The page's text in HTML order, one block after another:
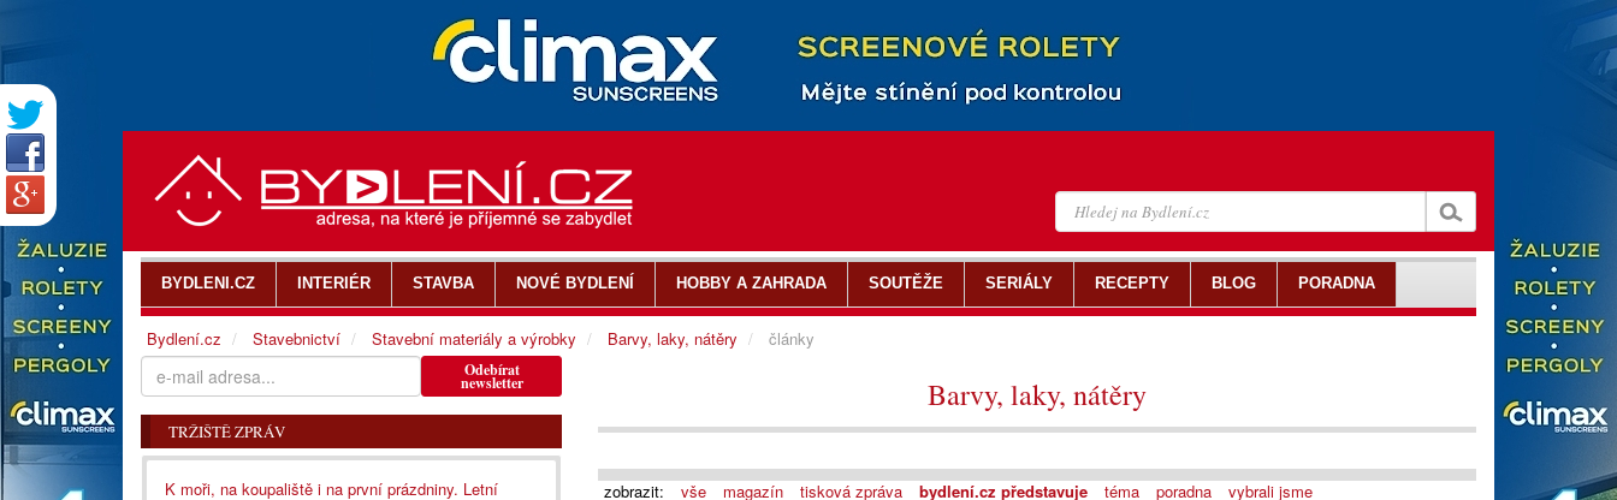
Barvy, laky, nátěry
zobrazit: vše magazín tisková zpráva bydlení.cz představuje téma poradna vybrali jsme
Odebírat
newsletter
TRŽIŠTĚ ZPRÁV
K moři, na koupaliště i na první prázdniny. Letní
BYDLENI.CZ INTERIÉR STAVBA NOVÉ BYDLENÍ HOBBY A ZAHRADA SOUTĚŽE SERIÁLY RECEPTY BLOG PORADNA
Bydlení.cz Stavebnictví Stavební materiály a výrobky Barvy, laky, nátěry články